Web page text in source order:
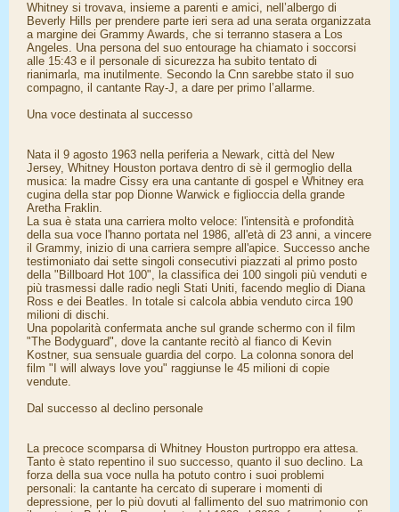
Whitney si trovava, insieme a parenti e amici, nell’albergo di
Beverly Hills per prendere parte ieri sera ad una serata organizzata
a margine dei Grammy Awards, che si terranno stasera a Los
Angeles. Una persona del suo entourage ha chiamato i soccorsi
alle 15:43 e il personale di sicurezza ha subito tentato di
rianimarla, ma inutilmente. Secondo la Cnn sarebbe stato il suo
compagno, il cantante Ray-J, a dare per primo l’allarme.
Una voce destinata al successo
Nata il 9 agosto 1963 nella periferia a Newark, città del New
Jersey, Whitney Houston portava dentro di sè il germoglio della
musica: la madre Cissy era una cantante di gospel e Whitney era
cugina della star pop Dionne Warwick e figlioccia della grande
Aretha Fraklin.
La sua è stata una carriera molto veloce: l'intensità e profondità
della sua voce l'hanno portata nel 1986, all'età di 23 anni, a vincere
il Grammy, inizio di una carriera sempre all'apice. Successo anche
testimoniato dai sette singoli consecutivi piazzati al primo posto
della "Billboard Hot 100", la classifica dei 100 singoli più venduti e
più trasmessi dalle radio negli Stati Uniti, facendo meglio di Diana
Ross e dei Beatles. In totale si calcola abbia venduto circa 190
milioni di dischi.
Una popolarità confermata anche sul grande schermo con il film
"The Bodyguard", dove la cantante recitò al fianco di Kevin
Kostner, sua sensuale guardia del corpo. La colonna sonora del
film "I will always love you" raggiunse le 45 milioni di copie
vendute.
Dal successo al declino personale
La precoce scomparsa di Whitney Houston purtroppo era attesa.
Tanto è stato repentino il suo successo, quanto il suo declino. La
forza della sua voce nulla ha potuto contro i suoi problemi
personali: la cantante ha cercato di superare i momenti di
depressione, per lo più dovuti al fallimento del suo matrimonio con